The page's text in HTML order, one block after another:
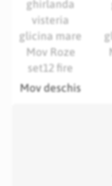
Mov deschis